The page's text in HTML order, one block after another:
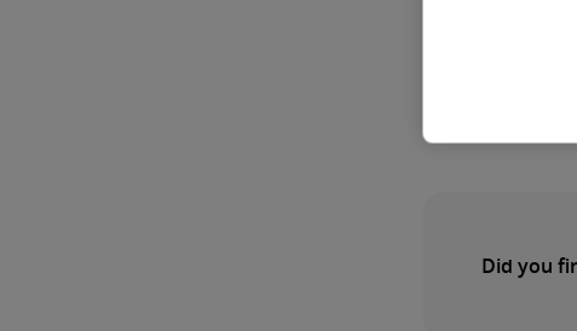
Did you